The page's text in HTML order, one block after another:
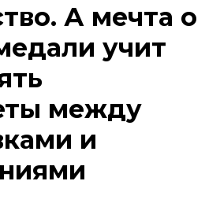
А мечта о
учит
между
и